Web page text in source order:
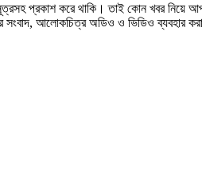
প্রকাশ করে থাকি। তাই কোন খবর নিয়ে
সংবাদ, আলোকচিত্র অডিও ও ভিডিও ব্যবহার